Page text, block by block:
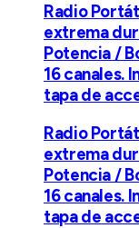
Radio
extrema
Potencia /
16 canales.
tapa de
Radio
extrema
Potencia /
16 canales.
tapa de